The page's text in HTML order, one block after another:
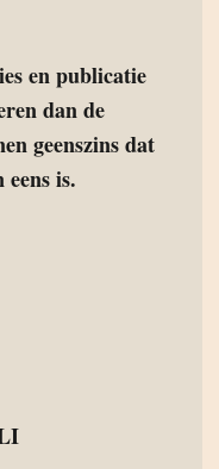
en publicatie
dan de
geenszins dat
is.